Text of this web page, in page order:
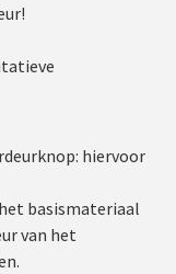
hiervoor
basismateriaal
van het